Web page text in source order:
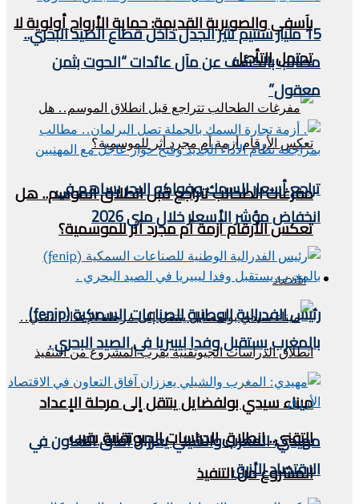
بآسفي والصويرية القديمة: حماية الأرواح أولوية لا
تحتمل التأجيل
مفرغات الطحالب تتراجع قبل انطلاق الموسم.. هل
تعكس الأرقام أزمة أم مجرد أثر للموسمية؟
اقتصاد
ميناء سيدي بولفضايل ينتقل إلى مرحلة الإعداد
التقني.. انطلاق الدراسات الجيوتقنية يقرب
المشروع من التنفيذ
15 مليار سنتيم تثير الجدل داخل قطاع الصيد البحري..
مطالب بالكشف عن مآل عائدات “الحوت بثمن
معقول”
تراجع أسعار السمك وفواكه البحر يساهم في
انخفاض مؤشر الأسعار خلال ماي 2026
رئيس الفدرالية الوطنية للصناعات السمكية (fenip)
بالمغرب يستقبل وفدا ليبيريا في الصيد البحري .
مهيدي: المغرب والشيلي يعززان آفاق التعاون في
الاقتصاد الأزرق